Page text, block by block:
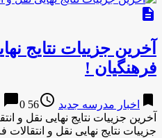
description
آخرین جزییات نتایج
فرهنگیان !
bookmark اخبار مدرسه جدید access_time
56 years ago
chat_bubble0
آخرین جزییات نتایج نهایی نقل و
جزییات نتایج نهایی نقل و